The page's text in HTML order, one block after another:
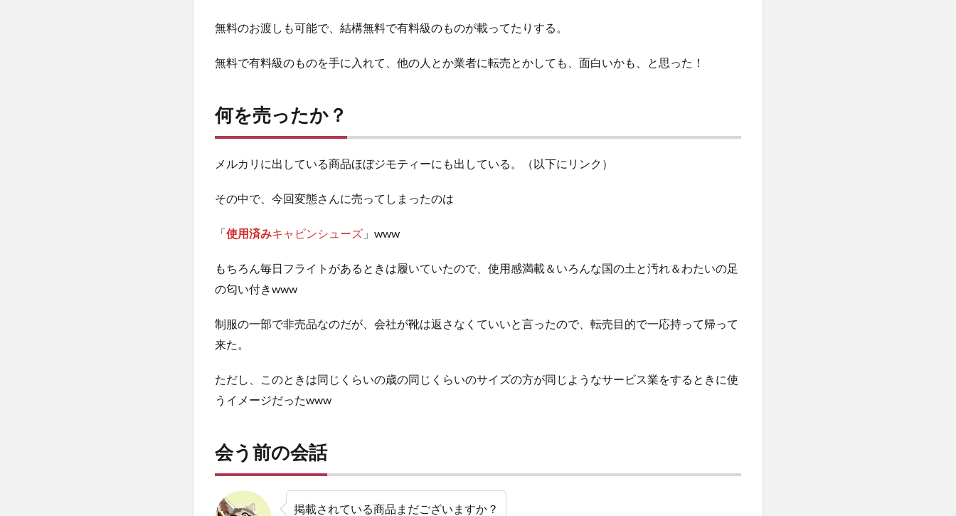
お会いした
の後の
フォロ
ーメー
やばか
た！！
6
の
後
の
ク
シ
7
無料のお渡しも可能で、結構無料で有料級のものが載ってたりする。
無料で有料級のものを手に入れて、他の人とか業者に転売とかしても、面白いかも、と思った！
何を売ったか？
メルカリに出している商品ほぼジモティーにも出している。（以下にリンク）
その中で、今回変態さんに売ってしまったのは
「使用済みキャビンシューズ 」www
もちろん毎日フライトがあるときは履いていたので、使用感満載＆いろんな国の土と汚れ＆わたいの足
の匂い付きwww
制服の一部で非売品なのだが、会社が靴は返さなくていいと言ったので、転売目的で一応持って帰って
来た。
ただし、このときは同じくらいの歳の同じくらいのサイズの方が同じようなサービス業をするときに使
うイメージだったwww
会う前の会話
掲載されている商品まだございますか？